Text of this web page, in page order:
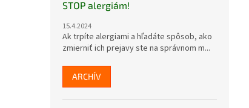
STOP alergiám!
15.4.2024
Ak trpíte alergiami a hľadáte spôsob, ako
zmierniť ich prejavy ste na správnom m...
ARCHÍV